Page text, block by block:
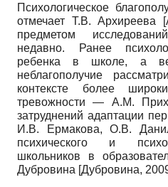
Психологическое
отмечает Т.В. Архиреева
[
предметом
недавно. Ранее
ребенка в школе, а
неблагополучие
контексте более
тревожности — А.М.
затруднений адаптации
И.В. Ермакова, О.В.
психического и
школьников в
Дубровина [Дубровина,